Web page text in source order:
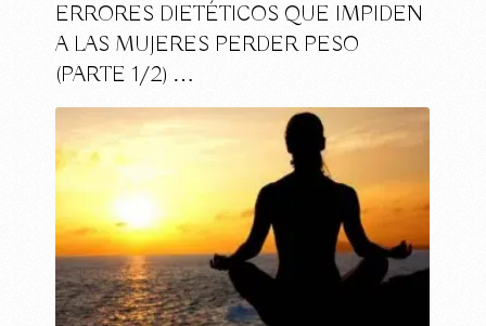
ERRORES DIETÉTICOS QUE IMPIDEN
A LAS MUJERES PERDER PESO
(PARTE 1/2) …